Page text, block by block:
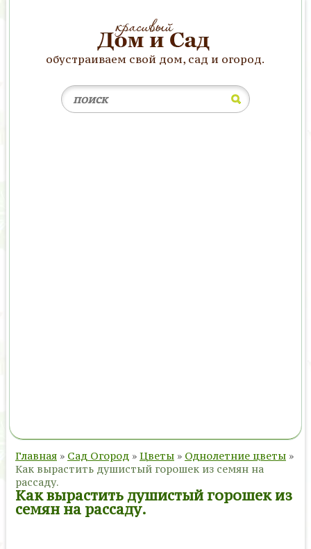
обустраиваем свой дом, сад и огород.
Главная » Сад Огород » Цветы » Однолетние цветы »
Как вырастить душистый горошек из семян на
рассаду.
Как вырастить душистый горошек из
семян на рассаду.